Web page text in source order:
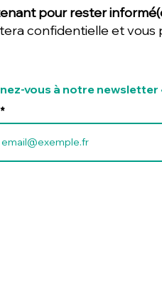
pour rester
confidentielle et
vous à notre newsletter